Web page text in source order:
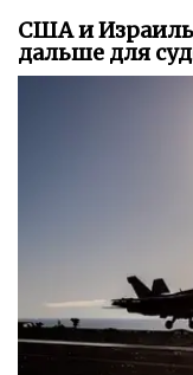
США и Израиль
дальше для